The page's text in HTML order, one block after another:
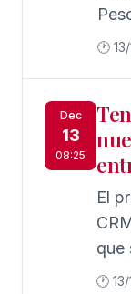
su
🕐
Dec
13
08:25
El
que
🕐